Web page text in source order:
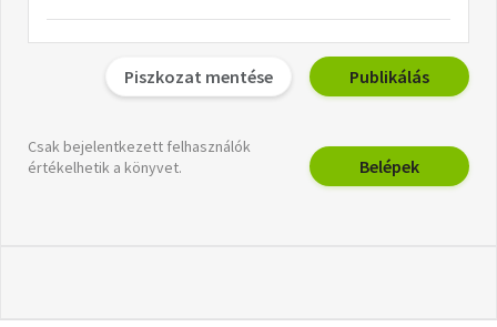
Piszkozat mentése Publikálás
Csak bejelentkezett felhasználók
értékelhetik a könyvet.
Belépek